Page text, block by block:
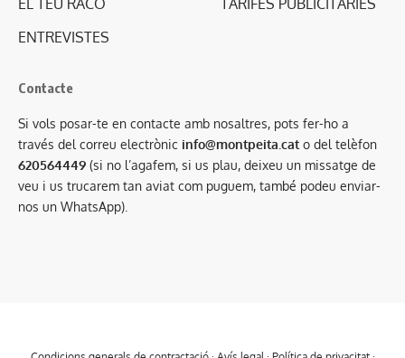
EL TEU RACÓ
ENTREVISTES
TARIFES PUBLICITÀRIES
Contacte
Si vols posar-te en contacte amb nosaltres, pots fer-ho a
través del correu electrònic info@montpeita.cat o del telèfon
620564449 (si no l’agafem, si us plau, deixeu un missatge de
veu i us trucarem tan aviat com puguem, també podeu enviar-
nos un WhatsApp).